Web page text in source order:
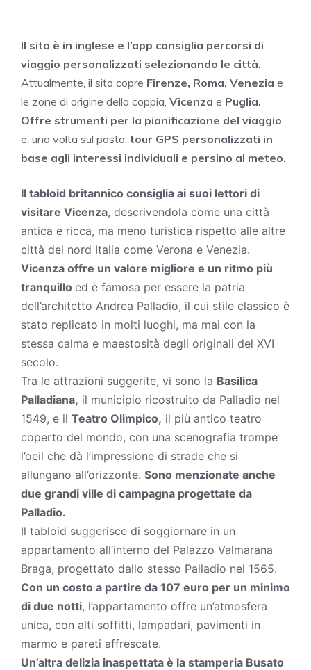
Il sito è in inglese e l’app consiglia percorsi di
viaggio personalizzati selezionando le città.
Attualmente, il sito copre Firenze, Roma, Venezia e
le zone di origine della coppia, Vicenza e Puglia.
Offre strumenti per la pianificazione del viaggio
e, una volta sul posto, tour GPS personalizzati in
base agli interessi individuali e persino al meteo.
Il tabloid britannico consiglia ai suoi lettori di
visitare Vicenza, descrivendola come una città
antica e ricca, ma meno turistica rispetto alle altre
città del nord Italia come Verona e Venezia.
Vicenza offre un valore migliore e un ritmo più
tranquillo ed è famosa per essere la patria
dell’architetto Andrea Palladio, il cui stile classico è
stato replicato in molti luoghi, ma mai con la
stessa calma e maestosità degli originali del XVI
secolo.
Tra le attrazioni suggerite, vi sono la Basilica
Palladiana, il municipio ricostruito da Palladio nel
1549, e il Teatro Olimpico, il più antico teatro
coperto del mondo, con una scenografia trompe
l’oeil che dà l’impressione di strade che si
allungano all’orizzonte. Sono menzionate anche
due grandi ville di campagna progettate da
Palladio.
Il tabloid suggerisce di soggiornare in un
appartamento all’interno del Palazzo Valmarana
Braga, progettato dallo stesso Palladio nel 1565.
Con un costo a partire da 107 euro per un minimo
di due notti, l’appartamento offre un’atmosfera
unica, con alti soffitti, lampadari, pavimenti in
marmo e pareti affrescate.
Un’altra delizia inaspettata è la stamperia Busato